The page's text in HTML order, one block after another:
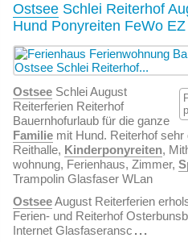
Ostsee Schlei Reiterhof
Hund Ponyreiten FeWo
Ostsee Schlei August
Reiterferien Reiterhof
Bauernhofurlaub für die ganze
Familie mit Hund. Reiterhof
Reithalle, Kinderponyreiten,
wohnung, Ferienhaus, Zimmer,
Trampolin Glasfaser WLan
OstseeAugust Reiterferien
Ferien- und Reiterhof
Internet Glasfaseransc ...